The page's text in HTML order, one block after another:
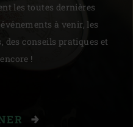
les toutes dernières
à venir, les
des conseils pratiques et
!